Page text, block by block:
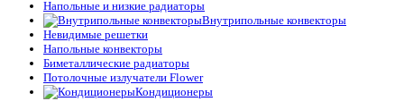
Напольные и низкие радиаторы
Внутрипольные конвекторы
Невидимые решетки
Напольные конвекторы
Биметаллические радиаторы
Потолочные излучатели Flower
Кондиционеры